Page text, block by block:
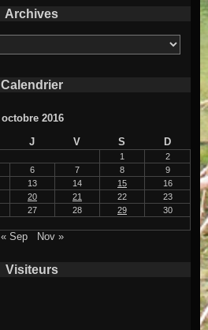
Archives
Calendrier
octobre 2016
J V S D
1
2
6 7 8
9
13 14 15
16
20 21 22
23
27 28 29
30
« Sep Nov »
Visiteurs